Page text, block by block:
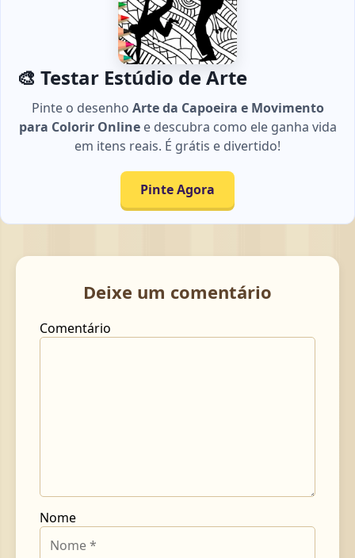
🎨 Testar Estúdio de Arte
Pinte o desenho Arte da Capoeira e Movimento
para Colorir Onlinee descubra como ele ganha vida
em itens reais. É grátis e divertido!
Pinte Agora
Deixe um comentário
Comentário
Nome